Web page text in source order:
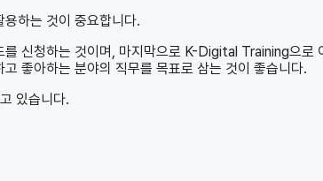
하는 것이 중요합니다.
신청하는 것이며, 마지막으로 K-Digital Training으로
좋아하는 분야의 직무를 목표로 삼는 것이 좋습니다.
있습니다.